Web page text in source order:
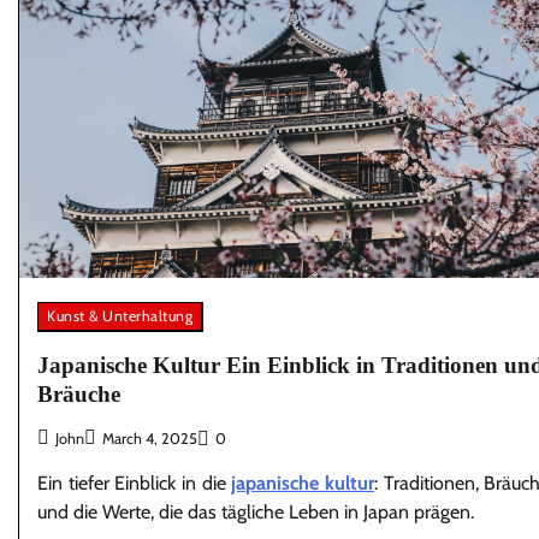
Kunst & Unterhaltung
Japanische Kultur Ein Einblick in Traditionen
Bräuche
John March 4, 2025 0
Ein tiefer Einblick in die japanische kultur: Traditionen,
und die Werte, die das tägliche Leben in Japan prägen.